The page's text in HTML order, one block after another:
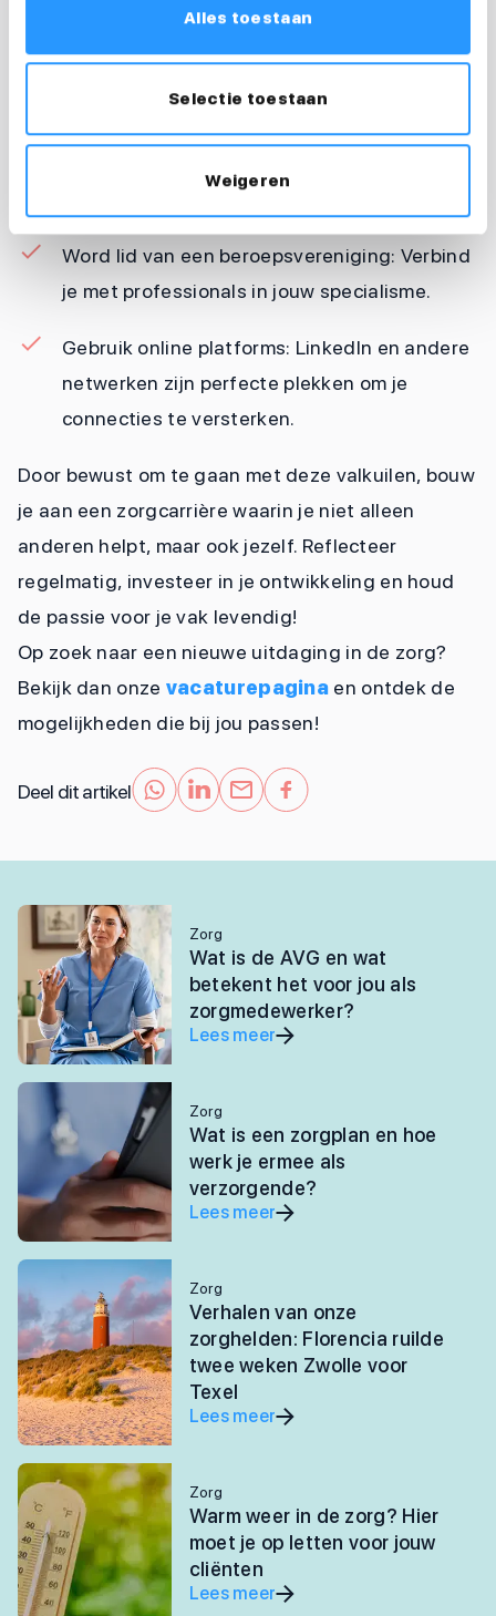
Alles toestaan
Selectie toestaan
Weigeren
rol speelt in duurzame inzetbaarheid (WGV Zorg
en Welzijn, 2023).
Hoe voorkom je dit?
Bezoek evenementen: Ga naar conferenties,
Word lid van een beroepsvereniging: Verbind
je met professionals in jouw specialisme.
Gebruik online platforms: LinkedIn en andere
netwerken zijn perfecte plekken om je
connecties te versterken.
Door bewust om te gaan met deze valkuilen, bouw
je aan een zorgcarrière waarin je niet alleen
anderen helpt, maar ook jezelf. Reflecteer
regelmatig, investeer in je ontwikkeling en houd
de passie voor je vak levendig!
Op zoek naar een nieuwe uitdaging in de zorg?
Bekijk dan onze vacaturepagina en ontdek de
mogelijkheden die bij jou passen!
Deel dit artikel
Zorg
Wat is de AVG en wat
betekent het voor jou als
zorgmedewerker?
Lees meer
Zorg
Wat is een zorgplan en hoe
werk je ermee als
verzorgende?
Lees meer
Zorg
Verhalen van onze
zorghelden: Florencia ruilde
twee weken Zwolle voor
Texel
Lees meer
Zorg
Warm weer in de zorg? Hier
moet je op letten voor jouw
cliënten
Lees meer